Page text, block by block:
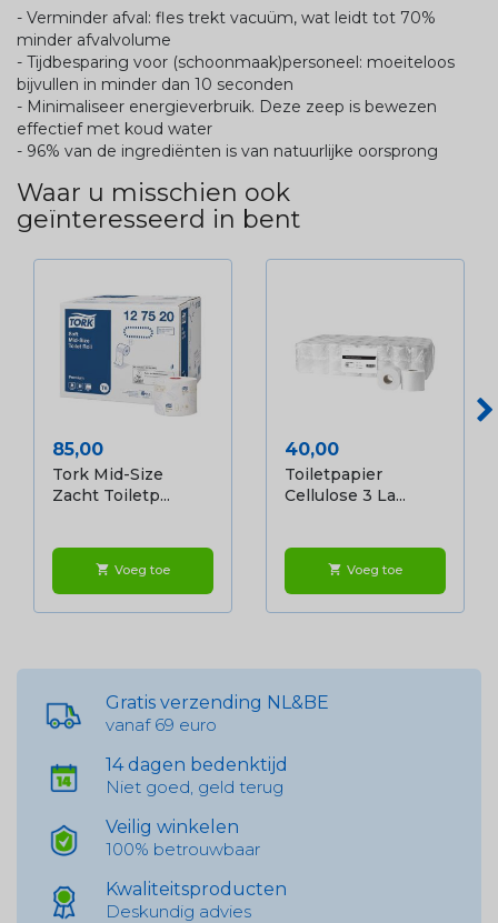
- Verminder afval: fles trekt vacuüm, wat leidt tot 70%
minder afvalvolume
- Tijdbesparing voor (schoonmaak)personeel: moeiteloos
bijvullen in minder dan 10 seconden
- Minimaliseer energieverbruik. Deze zeep is bewezen
effectief met koud water
- 96% van de ingrediënten is van natuurlijke oorsprong
Waar u misschien ook
geïnteresseerd in bent
Prijs
85,00
Tork Mid-Size
Zacht Toiletp...
shopping_cart Voeg toe
Prijs
40,00
Toiletpapier
Cellulose 3 La...
shopping_cart Voeg toe
Gratis verzending NL&BE
vanaf 69 euro
14 dagen bedenktijd
Niet goed, geld terug
Veilig winkelen
100% betrouwbaar
Kwaliteitsproducten
Deskundig advies